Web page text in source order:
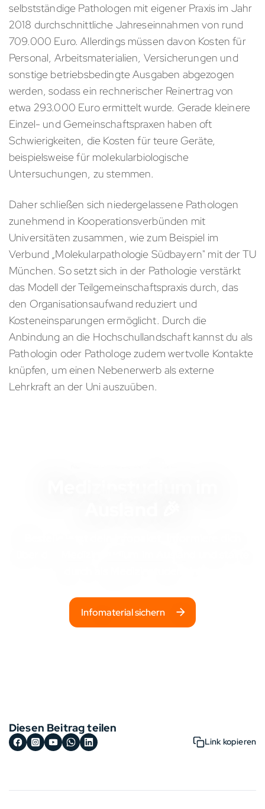
selbstständige Pathologen mit eigener Praxis im Jahr
2018 durchschnittliche Jahreseinnahmen von rund
709.000 Euro. Allerdings müssen davon Kosten für
Personal, Arbeitsmaterialien, Versicherungen und
sonstige betriebsbedingte Ausgaben abgezogen
werden, sodass ein rechnerischer Reinertrag von
etwa 293.000 Euro ermittelt wurde. Gerade kleinere
Einzel- und Gemeinschaftspraxen haben oft
Schwierigkeiten, die Kosten für teure Geräte,
beispielsweise für molekularbiologische
Untersuchungen, zu stemmen.
Daher schließen sich niedergelassene Pathologen
zunehmend in Kooperationsverbünden mit
Universitäten zusammen, wie zum Beispiel im
Verbund „Molekularpathologie Südbayern" mit der TU
München. So setzt sich in der Pathologie verstärkt
das Modell der Teilgemeinschaftspraxis durch, das
den Organisationsaufwand reduziert und
Kosteneinsparungen ermöglicht. Durch die
Anbindung an die Hochschullandschaft kannst du als
Pathologin oder Pathologe zudem wertvolle Kontakte
knüpfen, um einen Nebenerwerb als externe
Lehrkraft an der Uni auszuüben.
Infomaterial sichern
Diesen Beitrag teilen
Link kopieren